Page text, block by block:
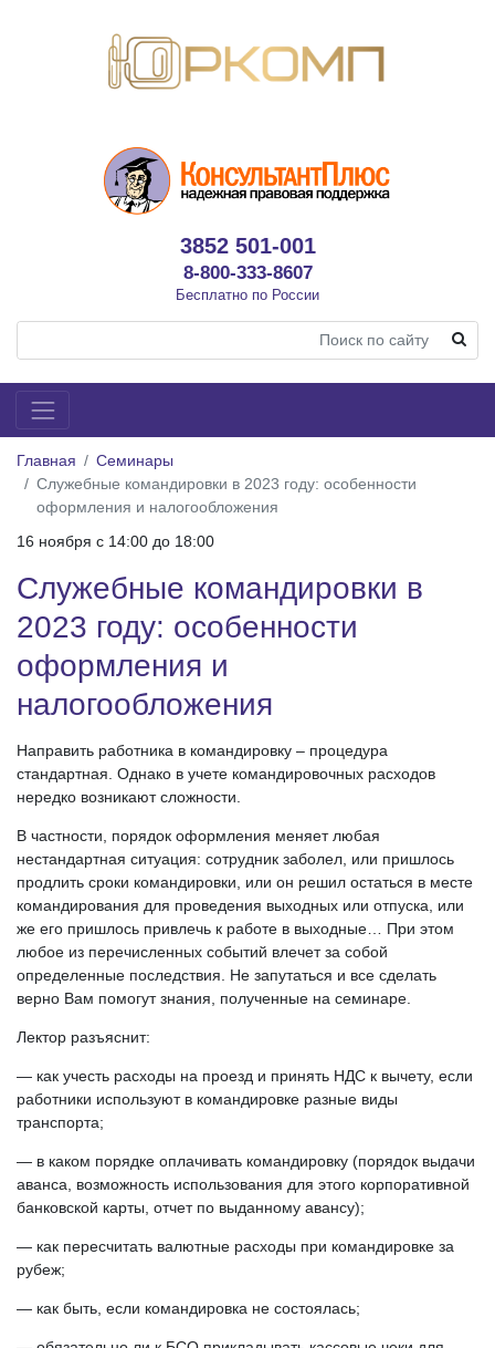
3852 501-001
8-800-333-8607
Бесплатно по России
Главная
Семинары
Служебные командировки в 2023 году: особенности
оформления и налогообложения
16 ноября c 14:00 до 18:00
Служебные командировки в
2023 году: особенности
оформления и
налогообложения
Направить работника в командировку – процедура
стандартная. Однако в учете командировочных расходов
нередко возникают сложности.
В частности, порядок оформления меняет любая
нестандартная ситуация: сотрудник заболел, или пришлось
продлить сроки командировки, или он решил остаться в месте
командирования для проведения выходных или отпуска, или
же его пришлось привлечь к работе в выходные… При этом
любое из перечисленных событий влечет за собой
определенные последствия. Не запутаться и все сделать
верно Вам помогут знания, полученные на семинаре.
Лектор разъяснит:
— как учесть расходы на проезд и принять НДС к вычету, если
работники используют в командировке разные виды
транспорта;
— в каком порядке оплачивать командировку (порядок выдачи
аванса, возможность использования для этого корпоративной
банковской карты, отчет по выданному авансу);
— как пересчитать валютные расходы при командировке за
рубеж;
— как быть, если командировка не состоялась;